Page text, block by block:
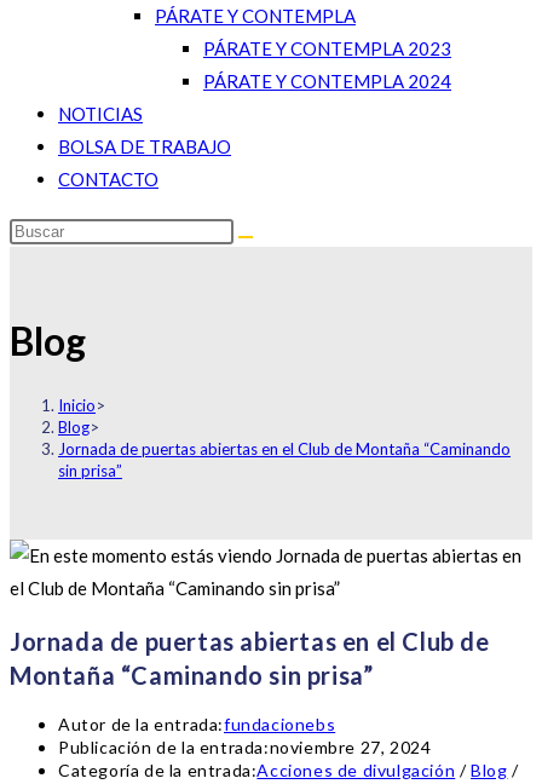
PÁRATE Y CONTEMPLA
PÁRATE Y CONTEMPLA 2023
PÁRATE Y CONTEMPLA 2024
NOTICIAS
BOLSA DE TRABAJO
CONTACTO
Blog
Inicio>
Blog>
Jornada de puertas abiertas en el Club de Montaña “Caminando
sin prisa”
Jornada de puertas abiertas en el Club de
Montaña “Caminando sin prisa”
Autor de la entrada:fundacionebs
Publicación de la entrada:noviembre 27, 2024
Categoría de la entrada:Acciones de divulgación / Blog /